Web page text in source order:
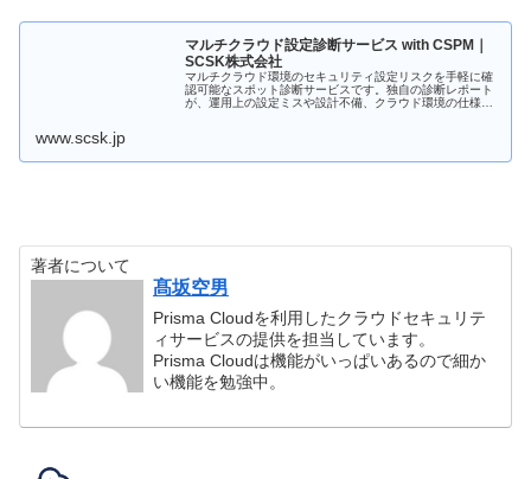
マルチクラウド設定診断サービス with CSPM｜
SCSK株式会社
マルチクラウド環境のセキュリティ設定リスクを手軽に確
認可能なスポット診断サービスです。独自の診断レポート
が、運用上の設定ミスや設計不備、クラウド環境の仕様変
www.scsk.jp
著者について
髙坂空男
Prisma Cloudを利用したクラウドセキュリテ
ィサービスの提供を担当しています。
Prisma Cloudは機能がいっぱいあるので細か
い機能を勉強中。